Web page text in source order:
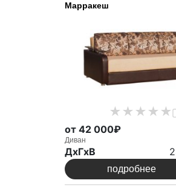
Марракеш
от 42 000₽
Диван
ДxГxВ
подробнее